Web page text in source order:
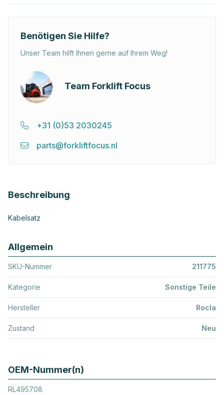
Benötigen Sie Hilfe?
Unser Team hilft Ihnen gerne auf Ihrem Weg!
Team Forklift Focus
+31 (0)53 2030245
parts@forkliftfocus.nl
Beschreibung
Kabelsatz
Allgemein
SKU-Nummer 211775
Kategorie Sonstige Teile
Hersteller Rocla
Zustand Neu
OEM-Nummer(n)
RL495708